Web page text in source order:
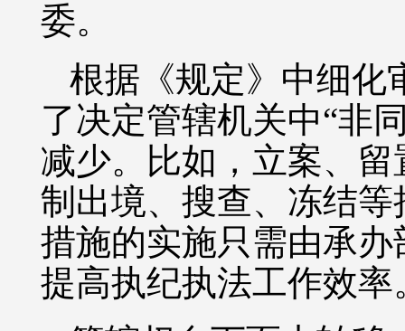
委。
根据《规定》中细化
了决定管辖机关中“非
减少。比如，立案、
制出境、搜查、冻结
措施的实施只需由承
提高执纪执法工作效率